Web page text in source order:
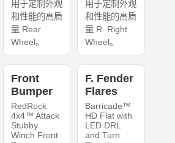
用于定制外观
和性能的高质
量 Rear
Wheel。
用于定制外观
和性能的高质
量 R. Right
Wheel。
Front
Bumper
RedRock
4x4™ Attack
Stubby
Winch Front
F. Fender
Flares
Barricade™
HD Flat with
LED DRL
and Turn